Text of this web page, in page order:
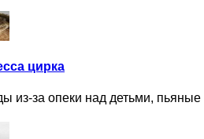
цирка
из-за опеки над детьми,